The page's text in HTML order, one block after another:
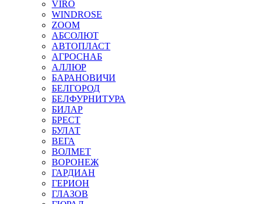
VIRO
WINDROSE
ZOOM
АБСОЛЮТ
АВТОПЛАСТ
АГРОСНАБ
АЛЛЮР
БАРАНОВИЧИ
БЕЛГОРОД
БЕЛФУРНИТУРА
БИЛАР
БРЕСТ
БУЛАТ
ВЕГА
ВОЛМЕТ
ВОРОНЕЖ
ГАРДИАН
ГЕРИОН
ГЛАЗОВ